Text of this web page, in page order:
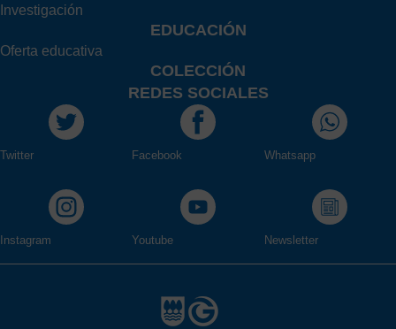
Investigación
EDUCACIÓN
Oferta educativa
COLECCIÓN
REDES SOCIALES
Twitter Facebook Whatsapp
Instagram Youtube Newsletter